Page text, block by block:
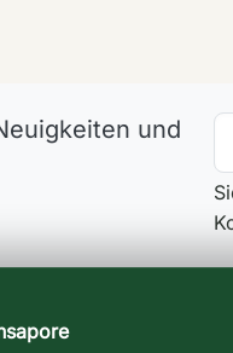
und